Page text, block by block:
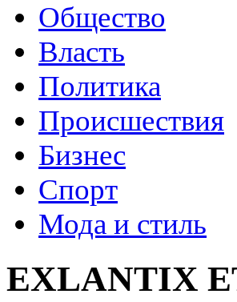
Общество
Власть
Политика
Происшествия
Бизнес
Спорт
Мода и стиль
EXLANTIX